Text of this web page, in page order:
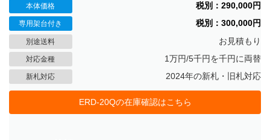
本体価格 税別：290,000円
専用架台付き 税別：300,000円
別途送料 お見積もり
対応金種 1万円/5千円を千円に両替
新札対応 2024年の新札・旧札対応
ERD-20Qの在庫確認はこちら